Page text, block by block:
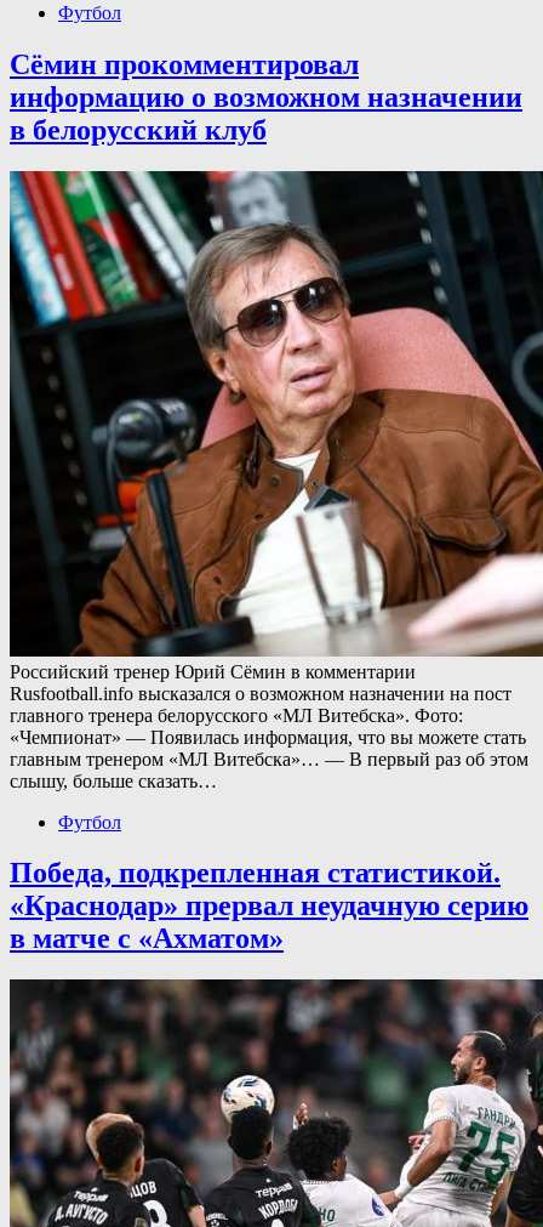
Футбол
Сёмин прокомментировал
информацию о возможном назначении
в белорусский клуб
Российский тренер Юрий Сёмин в комментарии
Rusfootball.info высказался о возможном назначении на пост
главного тренера белорусского «МЛ Витебска». Фото:
«Чемпионат» — Появилась информация, что вы можете стать
главным тренером «МЛ Витебска»… — В первый раз об этом
слышу, больше сказать…
Футбол
Победа, подкрепленная статистикой.
«Краснодар» прервал неудачную серию
в матче с «Ахматом»